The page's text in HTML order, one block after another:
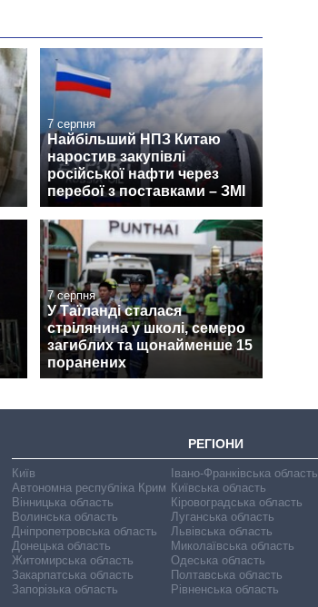
7 серпня
Найбільший НПЗ Китаю
наростив закупівлі
російської нафти через
перебої з поставками – ЗМІ
7 серпня
У Таїланді сталася
стрілянина у школі, семеро
загиблих та щонайменше 15
поранених
РЕГІОНИ
Київ
Автономна республіка Крим
Вінницька область
Волинська область
Дніпропетровська область
Донецька область
Житомирська область
Закарпатська область
Запорізька область
Івано-Франківська область
Київська область
Кіровоградська область
Луганська область
Львівська область
Миколаївська область
Одеська область
Полтавська область
Рівненська область